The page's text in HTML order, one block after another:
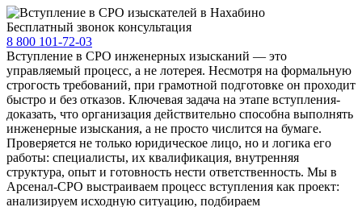
Бесплатный звонок консультация
8 800 101-72-03
Вступление в СРО инженерных изысканий — это
управляемый процесс, а не лотерея. Несмотря на формальную
строгость требований, при грамотной подготовке он проходит
быстро и без отказов. Ключевая задача на этапе вступления-
доказать, что организация действительно способна выполнять
инженерные изыскания, а не просто числится на бумаге.
Проверяется не только юридическое лицо, но и логика его
работы: специалисты, их квалификация, внутренняя
структура, опыт и готовность нести ответственность. Мы в
Арсенал-СРО выстраиваем процесс вступления как проект:
анализируем исходную ситуацию, подбираем